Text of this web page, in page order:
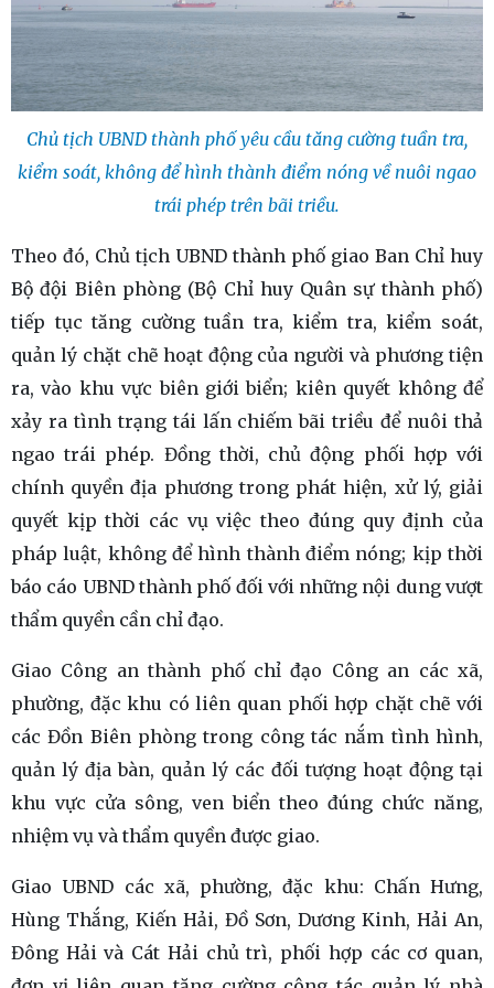
Chủ tịch UBND thành phố yêu cầu tăng cường tuần tra,
kiểm soát, không để hình thành điểm nóng về nuôi ngao
trái phép trên bãi triều.
Theo đó, Chủ tịch UBND thành phố giao Ban Chỉ huy
Bộ đội Biên phòng (Bộ Chỉ huy Quân sự thành phố)
tiếp tục tăng cường tuần tra, kiểm tra, kiểm soát,
quản lý chặt chẽ hoạt động của người và phương tiện
ra, vào khu vực biên giới biển; kiên quyết không để
xảy ra tình trạng tái lấn chiếm bãi triều để nuôi thả
ngao trái phép. Đồng thời, chủ động phối hợp với
chính quyền địa phương trong phát hiện, xử lý, giải
quyết kịp thời các vụ việc theo đúng quy định của
pháp luật, không để hình thành điểm nóng; kịp thời
báo cáo UBND thành phố đối với những nội dung vượt
thẩm quyền cần chỉ đạo.
Giao Công an thành phố chỉ đạo Công an các xã,
phường, đặc khu có liên quan phối hợp chặt chẽ với
các Đồn Biên phòng trong công tác nắm tình hình,
quản lý địa bàn, quản lý các đối tượng hoạt động tại
khu vực cửa sông, ven biển theo đúng chức năng,
nhiệm vụ và thẩm quyền được giao.
Giao UBND các xã, phường, đặc khu: Chấn Hưng,
Hùng Thắng, Kiến Hải, Đồ Sơn, Dương Kinh, Hải An,
Đông Hải và Cát Hải chủ trì, phối hợp các cơ quan,